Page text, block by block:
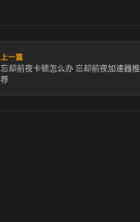
上一篇
忘却前夜卡顿怎么办 忘却前夜加速器推
荐